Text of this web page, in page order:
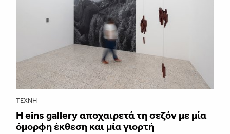
ΤΈΧΝΗ
H eins gallery αποχαιρετά τη σεζόν με μία
όμορφη έκθεση και μία γιορτή